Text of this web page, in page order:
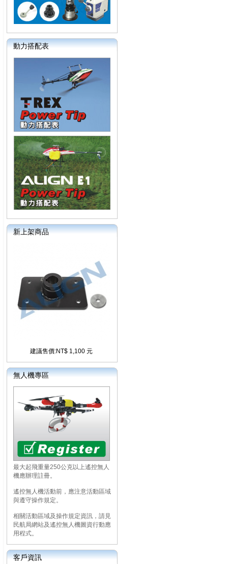
動力搭配表
新上架商品
建議售價:NT$ 1,100 元
無人機專區
最大起飛重量250公克以上遙控無人
機應辦理註冊。
遙控無人機活動前，應注意活動區域
與遵守操作規定。
相關活動區域及操作規定資訊，請見
民航局網站及遙控無人機圖資行動應
用程式。
客戶資訊